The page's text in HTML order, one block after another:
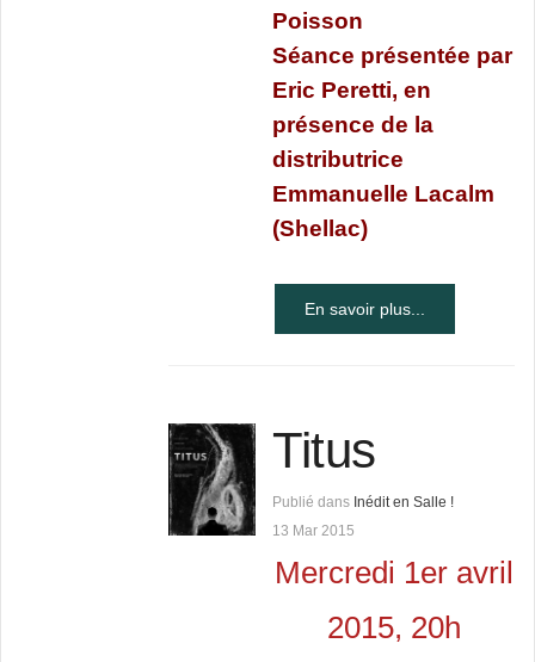
Poisson
Séance présentée par
Eric Peretti, en
présence de la
distributrice
Emmanuelle Lacalm
(Shellac)
En savoir plus...
Titus
Publié dans Inédit en Salle !
13 Mar 2015
Mercredi 1er avril
2015, 20h